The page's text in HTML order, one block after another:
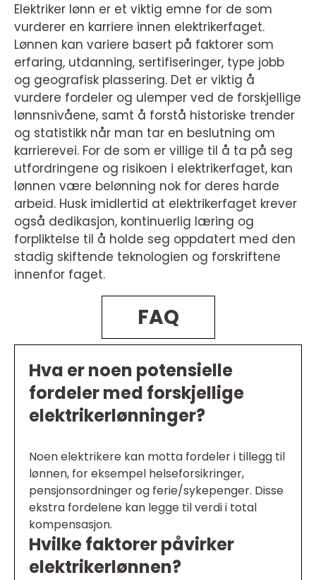
Elektriker lønn er et viktig emne for de som
vurderer en karriere innen elektrikerfaget.
Lønnen kan variere basert på faktorer som
erfaring, utdanning, sertifiseringer, type jobb
og geografisk plassering. Det er viktig å
vurdere fordeler og ulemper ved de forskjellige
lønnsnivåene, samt å forstå historiske trender
og statistikk når man tar en beslutning om
karrierevei. For de som er villige til å ta på seg
utfordringene og risikoen i elektrikerfaget, kan
lønnen være belønning nok for deres harde
arbeid. Husk imidlertid at elektrikerfaget krever
også dedikasjon, kontinuerlig læring og
forpliktelse til å holde seg oppdatert med den
stadig skiftende teknologien og forskriftene
innenfor faget.
FAQ
Hva er noen potensielle
fordeler med forskjellige
elektrikerlønninger?
Noen elektrikere kan motta fordeler i tillegg til
lønnen, for eksempel helseforsikringer,
pensjonsordninger og ferie/sykepenger. Disse
ekstra fordelene kan legge til verdi i total
kompensasjon.
Hvilke faktorer påvirker
elektrikerlønnen?